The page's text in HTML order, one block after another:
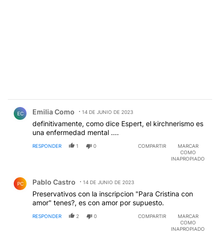
EC Emilia Como 14 DE JUNIO DE 2023
definitivamente, como dice Espert, el kirchnerismo es
una enfermedad mental ....
RESPONDER 1 0 COMPARTIR
MARCAR
COMO
INAPROPIADO
PC Pablo Castro 14 DE JUNIO DE 2023
Preservativos con la inscripcion "Para Cristina con
amor" tenes?, es con amor por supuesto.
RESPONDER 2 0 COMPARTIR
MARCAR
COMO
INAPROPIADO